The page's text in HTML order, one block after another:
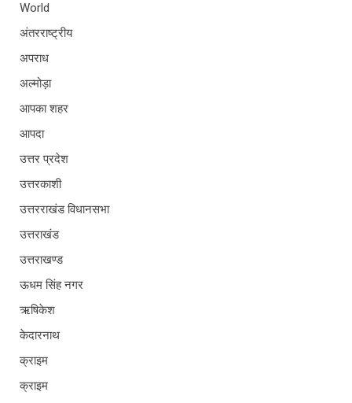
World
अंतरराष्ट्रीय
अपराध
अल्मोड़ा
आपका शहर
आपदा
उत्तर प्रदेश
उत्तरकाशी
उत्तरराखंड विधानसभा
उत्तराखंड
उत्तराखण्ड
ऊधम सिंह नगर
ऋषिकेश
केदारनाथ
क्राइम
क्राइम